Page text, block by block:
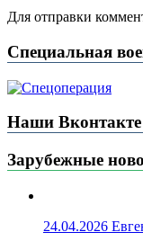
Для отправки
Специальная
Наши Вконтакте
Зарубежные
24.04.2026